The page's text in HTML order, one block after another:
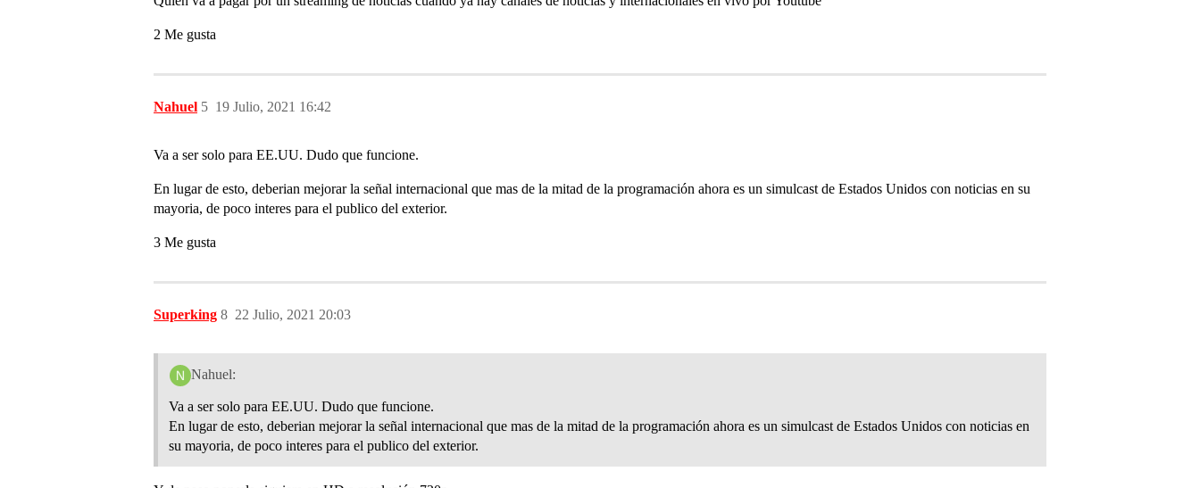
2 Me gusta
Nahuel 19 Julio, 2021 16:42
5
Va a ser solo para EE.UU. Dudo que funcione.
En lugar de esto, deberian mejorar la señal internacional que mas de la mitad de la programación ahora es un simulcast de Estados Unidos con noticias en su
mayoria, de poco interes para el publico del exterior.
3 Me gusta
Superking 22 Julio, 2021 20:03
8
Nahuel:
Va a ser solo para EE.UU. Dudo que funcione.
En lugar de esto, deberian mejorar la señal internacional que mas de la mitad de la programación ahora es un simulcast de Estados Unidos con noticias en
su mayoria, de poco interes para el publico del exterior.